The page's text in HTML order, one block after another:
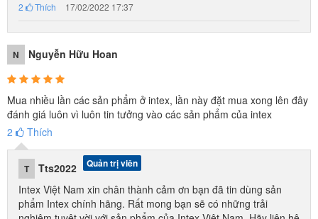
2 Thích 17/02/2022 17:37
N Nguyễn Hữu Hoan
Mua nhiều lần các sản phẩm ở intex, lần này đặt mua xong lên đây
đánh giá luôn vì luôn tin tưởng vào các sản phẩm của intex
2
Thích
T Tts2022 Quản trị viên
Intex Việt Nam xin chân thành cảm ơn bạn đã tin dùng sản
phẩm Intex chính hãng. Rất mong bạn sẽ có những trải